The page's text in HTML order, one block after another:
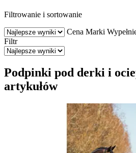
Filtrowanie i sortowanie
Cena Marki
Filtr
Podpinki pod derki i
artykułów